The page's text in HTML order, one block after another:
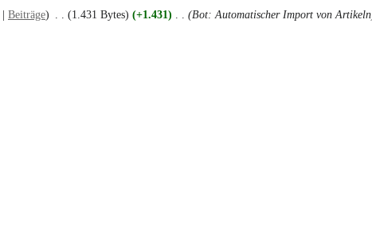
Beiträge 1.431 Bytes +1.431 Bot: Automatischer Import von Artikeln